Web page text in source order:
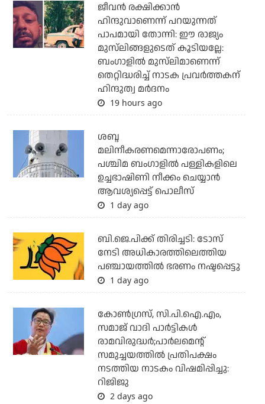
ജീവന്‍ രക്ഷിക്കാന്‍
ഹിന്ദുവാണെന്ന് പറയുന്നത്
പാപമായി തോന്നി: ഈ രാജ്യം
മുസ്‌ലിങ്ങളുടെത് കൂടിയല്ലേ:
ബംഗാളില്‍ മുസ്‌ലിമാണെന്ന്
തെറ്റിദ്ധരിച്ച് നാടക പ്രവര്‍ത്തകന്
ഹിന്ദുത്വ മര്‍ദനം
19 hours ago
ശബ്ദ
മലിനീകരണമെന്നാരോപണം;
പശ്ചിമ ബംഗാളില്‍ പള്ളികളിലെ
ഉച്ചഭാഷിണി നീക്കം ചെയ്യാന്‍
ആവശ്യപ്പെട്ട് പൊലീസ്
1 day ago
ബി.ജെ.പിക്ക് തിരിച്ചടി: ടോസ്
നേടി അധികാരത്തിലെത്തിയ
പഞ്ചായത്തില്‍ ഭരണം നഷ്ടപ്പെട്ടു
1 day ago
കോണ്‍ഗ്രസ്, സി.പി.ഐ.എം,
സമാജ് വാദി പാര്‍ട്ടികള്‍
രാമവിരുദ്ധര്‍;പാര്‍ലമെന്റ്
സമുച്ചയത്തില്‍ പ്രതിപക്ഷം
നടത്തിയ നാടകം വിഷമിപ്പിച്ചു:
റിജിജു
2 days ago